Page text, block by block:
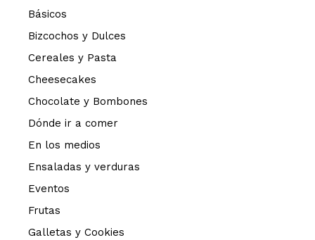
Básicos
Bizcochos y Dulces
Cereales y Pasta
Cheesecakes
Chocolate y Bombones
Dónde ir a comer
En los medios
Ensaladas y verduras
Eventos
Frutas
Galletas y Cookies